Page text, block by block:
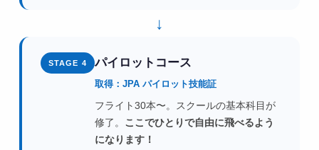
↓
STAGE 4 パイロットコース
取得：JPA パイロット技能証
フライト30本〜。スクールの基本科目が
修了。 ここでひとりで自由に飛べるよう
になります！